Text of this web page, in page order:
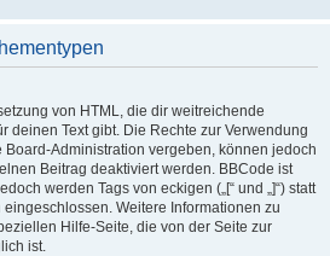
von HTML, die dir weitreichende
deinen Text gibt. Die Rechte zur Verwendung
Administration vergeben, können jedoch
Beitrag deaktiviert werden. BBCode ist
werden Tags von eckigen („[“ und „]“) statt
eingeschlossen. Weitere Informationen zu
Hilfe-Seite, die von der Seite zur
ist.